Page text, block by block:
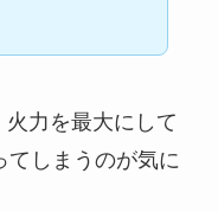
力を最大にして
てしまうのが気に